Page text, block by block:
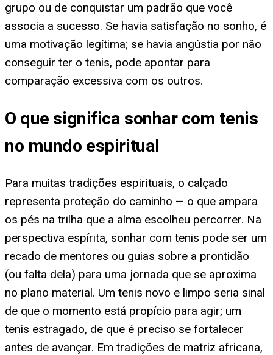
grupo ou de conquistar um padrão que você
associa a sucesso. Se havia satisfação no sonho, é
uma motivação legítima; se havia angústia por não
conseguir ter o tenis, pode apontar para
comparação excessiva com os outros.
O que significa sonhar com tenis
no mundo espiritual
Para muitas tradições espirituais, o calçado
representa proteção do caminho — o que ampara
os pés na trilha que a alma escolheu percorrer. Na
perspectiva espírita, sonhar com tenis pode ser um
recado de mentores ou guias sobre a prontidão
(ou falta dela) para uma jornada que se aproxima
no plano material. Um tenis novo e limpo seria sinal
de que o momento está propício para agir; um
tenis estragado, de que é preciso se fortalecer
antes de avançar. Em tradições de matriz africana,